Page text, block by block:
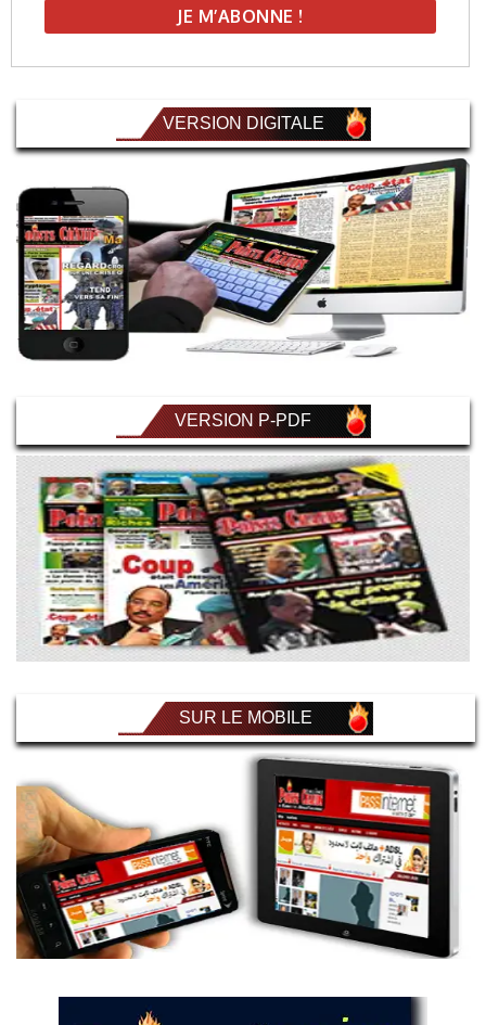
VERSION DIGITALE
VERSION P-PDF
SUR LE MOBILE